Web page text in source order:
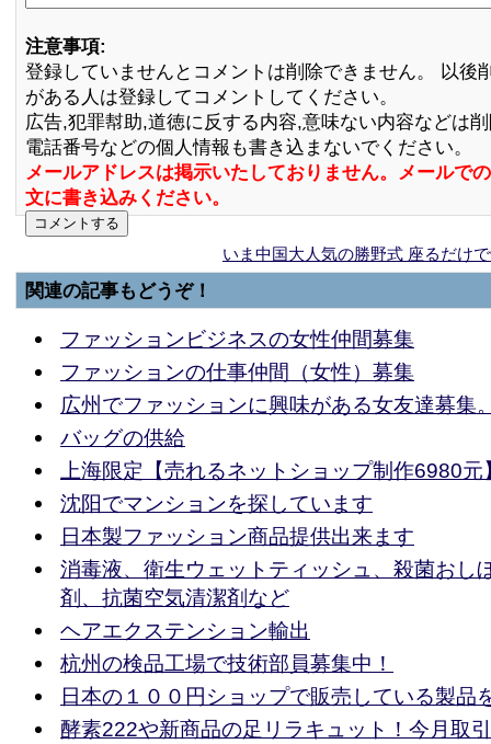
注意事項:
登録していませんとコメントは削除できません。 以後
がある人は登録してコメントしてください。
広告,犯罪幇助,道徳に反する内容,意味ない内容などは
電話番号などの個人情報も書き込まないでください。
メールアドレスは掲示いたしておりません。メールで
文に書き込みください。
いま中国大人気の勝野式 座るだけ
関連の記事もどうぞ！
ファッションビジネスの女性仲間募集
ファッションの仕事仲間（女性）募集
広州でファッションに興味がある女友達募集
バッグの供給
上海限定【売れるネットショップ制作6980元
沈阳でマンションを探しています
日本製ファッション商品提供出来ます
消毒液、衛生ウェットティッシュ、殺菌おし
剤、抗菌空気清潔剤など
ヘアエクステンション輸出
杭州の検品工場で技術部員募集中！
日本の１００円ショップで販売している製品
酵素222や新商品の足リラキュット！今月取